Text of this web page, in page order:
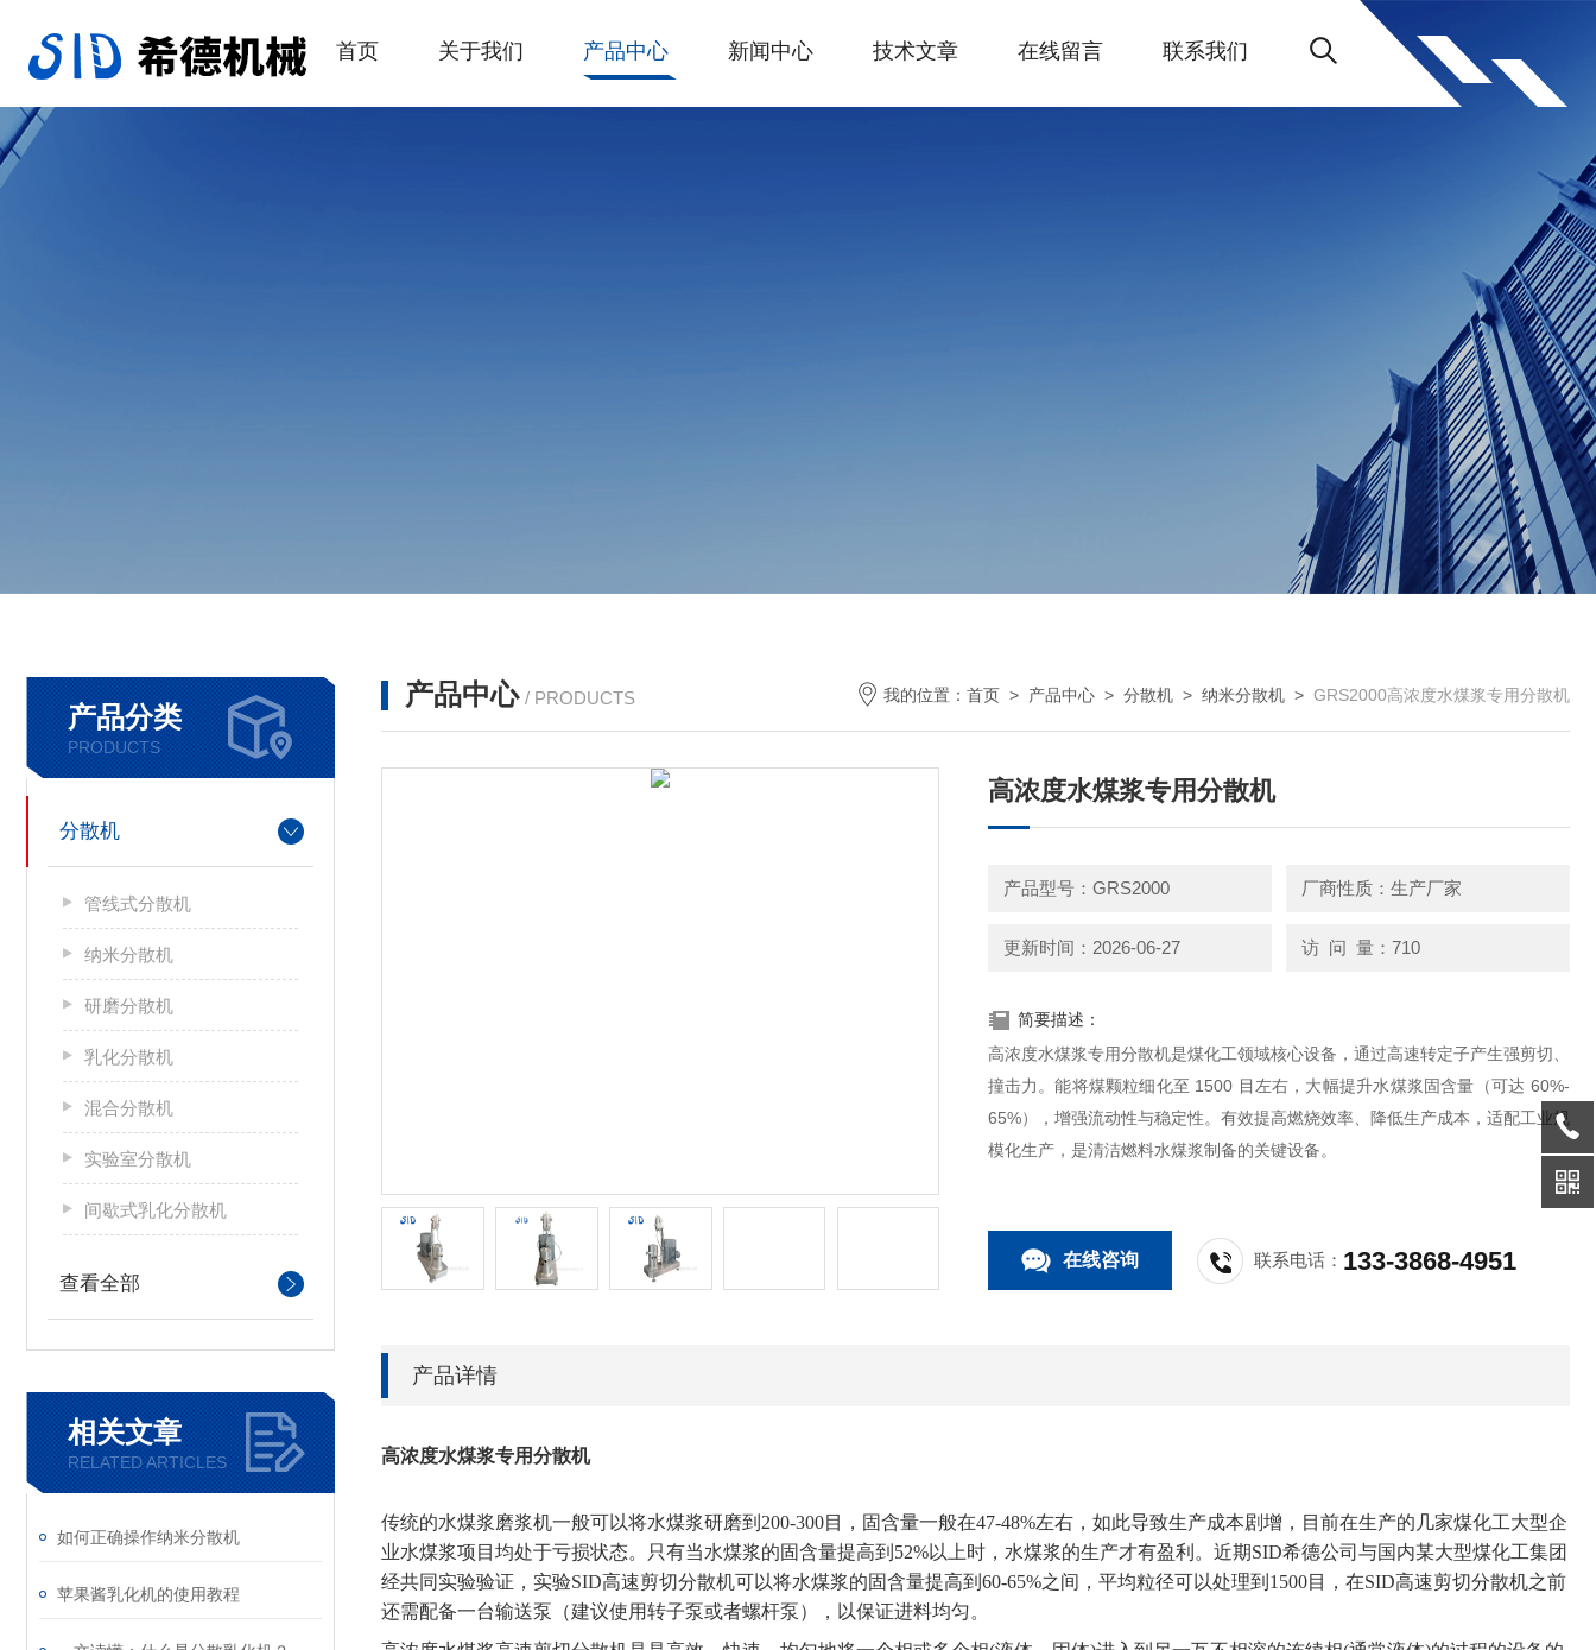
首页 关于我们 产品中心 新闻中心 技术文章 在线留言 联系我们
产品分类
PRODUCTS
分散机
管线式分散机
纳米分散机
研磨分散机
乳化分散机
混合分散机
实验室分散机
间歇式乳化分散机
查看全部
相关文章
RELATED ARTICLES
如何正确操作纳米分散机
苹果酱乳化机的使用教程
产品中心 / PRODUCTS 我的位置： 首页 > 产品中心 > 分散机 > 纳米分散机 > GRS2000高浓度水煤浆专用分散机
高浓度水煤浆专用分散机
产品型号：GRS2000 厂商性质：生产厂家
更新时间：2026-06-27 访 问 量：710
简要描述：
高浓度水煤浆专用分散机是煤化工领域核心设备，通过高速转定子产生强剪切、
撞击力。能将煤颗粒细化至 1500 目左右，大幅提升水煤浆固含量（可达 60%-
65%），增强流动性与稳定性。有效提高燃烧效率、降低生产成本，适配工业规
模化生产，是清洁燃料水煤浆制备的关键设备。
在线咨询 联系电话： 133-3868-4951
产品详情
高浓度水煤浆专用分散机
传统的水煤浆磨浆机一般可以将水煤浆研磨到 200-300目，固含量一般在47-48%左右，如此导致生产成本剧增，目前在生产的几家煤化工大型企
业水煤浆项目均处于亏损状态。只有当水煤浆的固含量提高到 52%以上时，水煤浆的生产才有盈利。近期SID希德公司与国内某大型煤化工集团
经共同实验验证，实验SID高速剪切分散机可以将水煤浆的固含量提高到60-65%之间，平均粒径可以处理到 1500目，在SID高速剪切分散机之前
还需配备一台输送泵（建议使用转子泵或者螺杆泵），以保证进料均匀。